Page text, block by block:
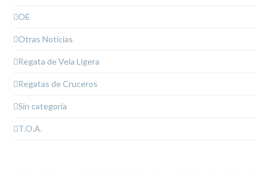
OE
Otras Noticias
Regata de Vela Ligera
Regatas de Cruceros
Sin categoría
T.O.A.